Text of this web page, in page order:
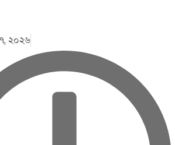
২০২৬